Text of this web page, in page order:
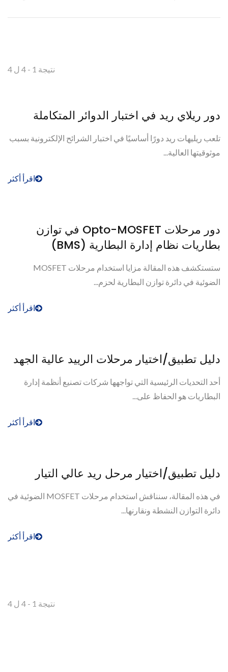
نتيجة 1 - 4 ل 4
دور ريلاي ريد في اختبار الدوائر المتكاملة
تلعب ريليهات ريد دورًا أساسيًا في اختبار الشرائح الإلكترونية بسبب
موثوقيتها العالية...
اقرأ أكثر
دور مرحلات Opto-MOSFET في توازن
بطاريات نظام إدارة البطارية (BMS)
ستستكشف هذه المقالة مزايا استخدام مرحلات MOSFET
الضوئية في دائرة توازن البطارية لحزم...
اقرأ أكثر
دليل تطبيق/اختيار مرحلات الرييد عالية الجهد
أحد التحديات الرئيسية التي تواجهها شركات تصنيع أنظمة إدارة
البطاريات هو الحفاظ على...
اقرأ أكثر
دليل تطبيق/اختيار مرحل ريد عالي التيار
في هذه المقالة، سنناقش استخدام مرحلات MOSFET الضوئية في
دائرة التوازن النشطة ونقارنها...
اقرأ أكثر
نتيجة 1 - 4 ل 4